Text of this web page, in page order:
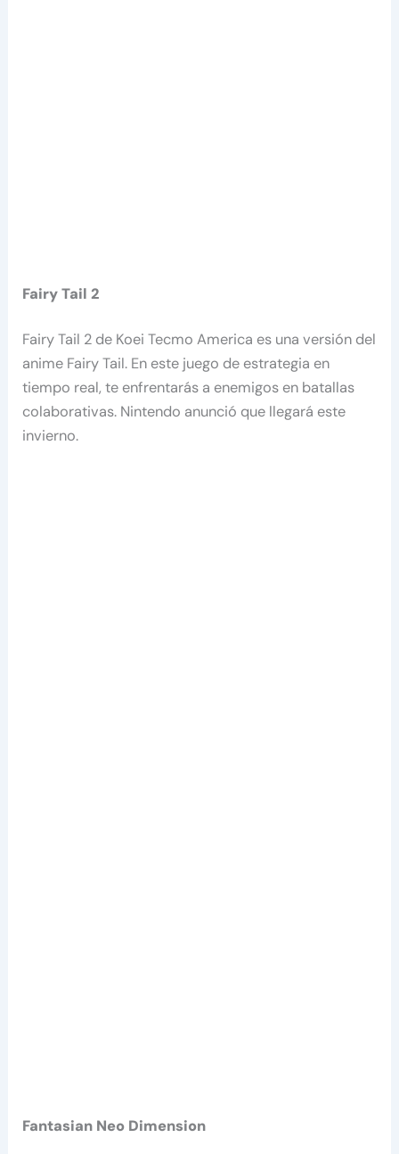
Fairy Tail 2
Fairy Tail 2 de Koei Tecmo America es una versión del
anime Fairy Tail. En este juego de estrategia en
tiempo real, te enfrentarás a enemigos en batallas
colaborativas. Nintendo anunció que llegará este
invierno.
Fantasian Neo Dimension